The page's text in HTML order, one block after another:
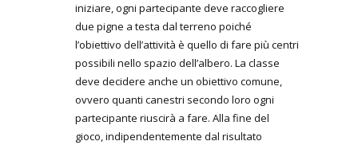
iniziare, ogni partecipante deve raccogliere
due pigne a testa dal terreno poiché
l’obiettivo dell’attività è quello di fare più centri
possibili nello spazio dell’albero. La classe
deve decidere anche un obiettivo comune,
ovvero quanti canestri secondo loro ogni
partecipante riuscirà a fare. Alla fine del
gioco, indipendentemente dal risultato